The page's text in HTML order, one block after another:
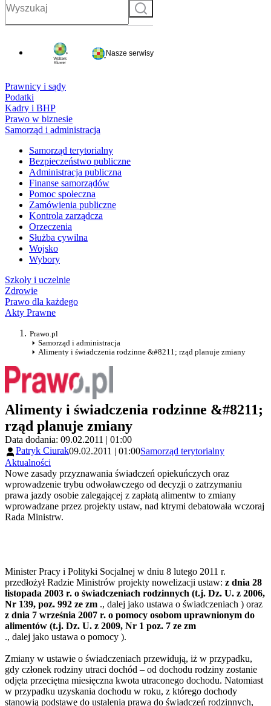
Szukaj
Nasze serwisy
Prawnicy i sądy
Podatki
Kadry i BHP
Prawo w biznesie
Samorząd i administracja
Samorząd terytorialny
Bezpieczeństwo publiczne
Administracja publiczna
Finanse samorządów
Pomoc społeczna
Zamówienia publiczne
Kontrola zarządcza
Orzeczenia
Służba cywilna
Wojsko
Wybory
Szkoły i uczelnie
Zdrowie
Prawo dla każdego
Akty Prawne
Prawo.pl
Samorząd i administracja
Alimenty i świadczenia rodzinne &#8211; rząd planuje zmiany
Alimenty i świadczenia rodzinne &#8211;
rząd planuje zmiany
Data dodania: 09.02.2011 | 01:00
Patryk Ciurak09.02.2011 | 01:00Samorząd terytorialny
Aktualności
Nowe zasady przyznawania świadczeń opiekuńczych oraz
wprowadzenie trybu odwoławczego od decyzji o zatrzymaniu
prawa jazdy osobie zalegającej z zapłatą alimentw to zmiany
wprowadzane przez projekty ustaw, nad ktrymi debatowała wczoraj
Rada Ministrw.
Minister Pracy i Polityki Socjalnej w dniu 8 lutego 2011 r.
przedłożył Radzie Ministrów projekty nowelizacji ustaw: z dnia 28
listopada 2003 r. o świadczeniach rodzinnych (t.j. Dz. U. z 2006,
Nr 139, poz. 992 ze zm ., dalej jako ustawa o świadczeniach ) oraz
z dnia 7 września 2007 r. o pomocy osobom uprawnionym do
alimentów (t.j. Dz. U. z 2009, Nr 1 poz. 7 ze zm
., dalej jako ustawa o pomocy ).
Zmiany w ustawie o świadczeniach przewidują, iż w przypadku,
gdy członek rodziny utraci dochód – od dochodu rodziny zostanie
odjęta przeciętna miesięczna kwota utraconego dochodu. Natomiast
w przypadku uzyskania dochodu w roku, z którego dochody
stanowią podstawę do ustalenia prawa do świadczeń rodzinnych,